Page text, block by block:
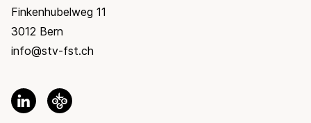
Finkenhubelweg 11
3012 Bern
info@stv-fst.ch